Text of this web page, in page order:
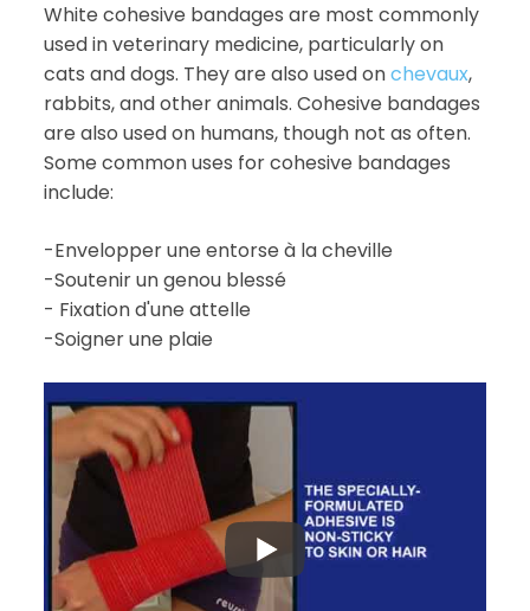
White cohesive bandages are most commonly
used in veterinary medicine, particularly on
cats and dogs. They are also used onchevaux,
rabbits, and other animals. Cohesive bandages
are also used on humans, though not as often.
Some common uses for cohesive bandages
include:
-Envelopper une entorse à la cheville
-Soutenir un genou blessé
- Fixation d'une attelle
-Soigner une plaie